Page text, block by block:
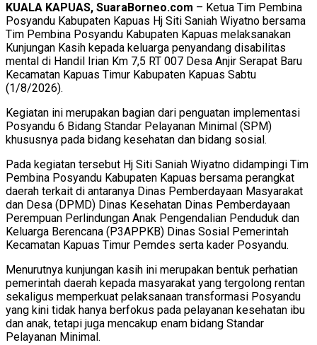
KUALA KAPUAS, SuaraBorneo.com – Ketua Tim Pembina
Posyandu Kabupaten Kapuas Hj Siti Saniah Wiyatno bersama
Tim Pembina Posyandu Kabupaten Kapuas melaksanakan
Kunjungan Kasih kepada keluarga penyandang disabilitas
mental di Handil Irian Km 7,5 RT 007 Desa Anjir Serapat Baru
Kecamatan Kapuas Timur Kabupaten Kapuas Sabtu
(1/8/2026).
Kegiatan ini merupakan bagian dari penguatan implementasi
Posyandu 6 Bidang Standar Pelayanan Minimal (SPM)
khususnya pada bidang kesehatan dan bidang sosial.
Pada kegiatan tersebut Hj Siti Saniah Wiyatno didampingi Tim
Pembina Posyandu Kabupaten Kapuas bersama perangkat
daerah terkait di antaranya Dinas Pemberdayaan Masyarakat
dan Desa (DPMD) Dinas Kesehatan Dinas Pemberdayaan
Perempuan Perlindungan Anak Pengendalian Penduduk dan
Keluarga Berencana (P3APPKB) Dinas Sosial Pemerintah
Kecamatan Kapuas Timur Pemdes serta kader Posyandu.
Menurutnya kunjungan kasih ini merupakan bentuk perhatian
pemerintah daerah kepada masyarakat yang tergolong rentan
sekaligus memperkuat pelaksanaan transformasi Posyandu
yang kini tidak hanya berfokus pada pelayanan kesehatan ibu
dan anak, tetapi juga mencakup enam bidang Standar
Pelayanan Minimal.